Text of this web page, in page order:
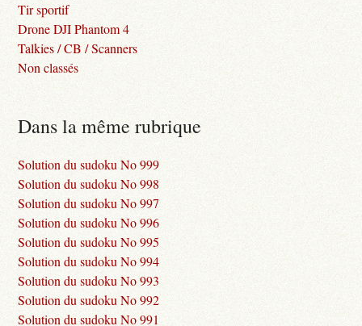
Tir sportif
Drone DJI Phantom 4
Talkies / CB / Scanners
Non classés
Dans la même rubrique
Solution du sudoku No 999
Solution du sudoku No 998
Solution du sudoku No 997
Solution du sudoku No 996
Solution du sudoku No 995
Solution du sudoku No 994
Solution du sudoku No 993
Solution du sudoku No 992
Solution du sudoku No 991